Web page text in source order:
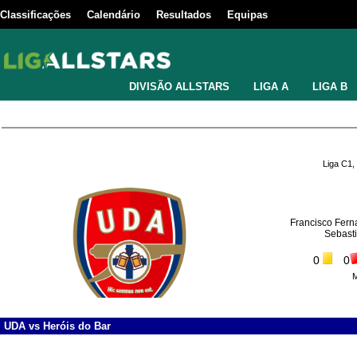
Classificações Calendário Resultados Equipas
DIVISÃO ALLSTARS LIGA A LIGA B
Liga C1,
Francisco
0 0
UDA vs Heróis do Bar